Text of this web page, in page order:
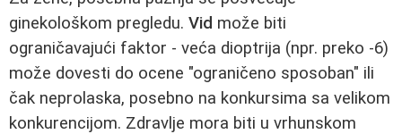
ginekološkom pregledu. Vid može biti
ograničavajući faktor - veća dioptrija (npr. preko -6)
može dovesti do ocene "ograničeno sposoban" ili
čak neprolaska, posebno na konkursima sa velikom
konkurencijom. Zdravlje mora biti u vrhunskom